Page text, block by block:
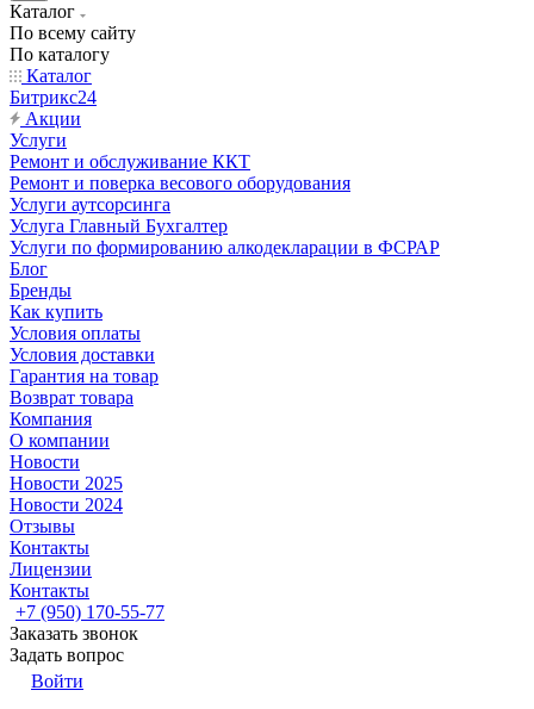
Каталог
По всему сайту
По каталогу
Каталог
Битрикс24
Акции
Услуги
Ремонт и обслуживание ККТ
Ремонт и поверка весового оборудования
Услуги аутсорсинга
Услуга Главный Бухгалтер
Услуги по формированию алкодекларации в ФСРАР
Блог
Бренды
Как купить
Условия оплаты
Условия доставки
Гарантия на товар
Возврат товара
Компания
О компании
Новости
Новости 2025
Новости 2024
Отзывы
Контакты
Лицензии
Контакты
+7 (950) 170-55-77
Заказать звонок
Задать вопрос
Войти